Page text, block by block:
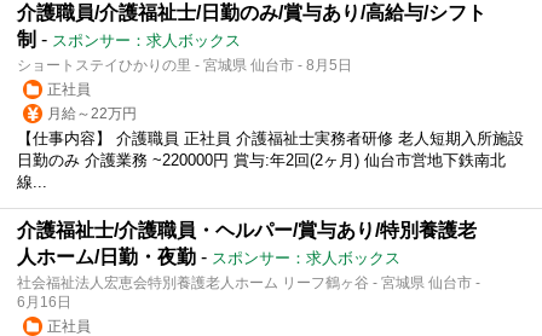
介護職員/介護福祉士/日勤のみ/賞与あり/高給与/シフト
制 - スポンサー：求人ボックス
ショートステイひかりの里 - 宮城県 仙台市 - 8月5日
正社員
月給～22万円
【仕事内容】 介護職員 正社員 介護福祉士実務者研修 老人短期入所施設
日勤のみ 介護業務 ~220000円 賞与:年2回(2ヶ月) 仙台市営地下鉄南北
線...
介護福祉士/介護職員・ヘルパー/賞与あり/特別養護老
人ホーム/日勤・夜勤 - スポンサー：求人ボックス
社会福祉法人宏恵会特別養護老人ホーム リーフ鶴ヶ谷 - 宮城県 仙台市 -
6月16日
正社員